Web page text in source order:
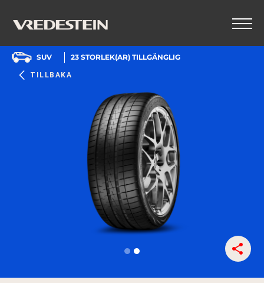
TILLBAKA
SUV 23 STORLEK(AR) TILLGÄNGLIG